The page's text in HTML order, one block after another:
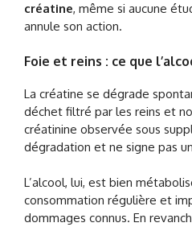
créatine, même si aucune
annule son action.
Foie et reins : ce que
La créatine se dégrade
déchet filtré par les reins et
créatinine observée sous
dégradation et ne signe pas
L’alcool, lui, est bien
consommation régulière et
dommages connus. En